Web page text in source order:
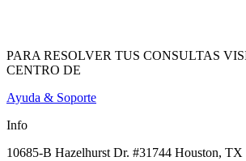
PARA RESOLVER TUS CONSULTAS
CENTRO DE
Ayuda & Soporte
Info
10685-B Hazelhurst Dr. #31744 Houston,